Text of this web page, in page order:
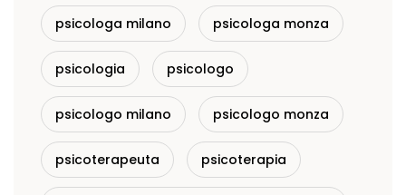
psicologa milano psicologa monza
psicologia psicologo
psicologo milano psicologo monza
psicoterapeuta psicoterapia